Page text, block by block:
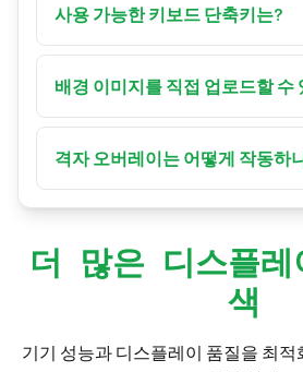
나 사용자 지정 크기를 입력한
사용 가능한 키보드 단축키는?
'F'로 전체 화면 전환, 왼쪽/오른
상 순환, 'R'로 초기화, 'D'로 다운
배경 이미지를 직접 업로드할 수
네! '배경 이미지 업로드' 기능을
이미지를 화면 배경으로 설정하
격자 오버레이는 어떻게 작동하
측정 목적에 완벽한 40x40 픽셀
합니다.
더 많은 디스플
색
기기 성능과 디스플레이 품질을 최적